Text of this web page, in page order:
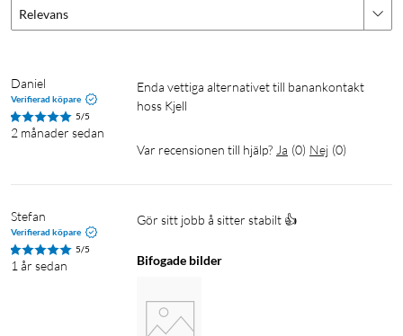
Relevans
Daniel
Verifierad köpare
5/5
2 månader sedan
Enda vettiga alternativet till banankontakt
hoss Kjell
Var recensionen till hjälp? Ja (0) Nej (0)
Stefan
Verifierad köpare
5/5
1 år sedan
Gör sitt jobb å sitter stabilt 👍
Bifogade bilder